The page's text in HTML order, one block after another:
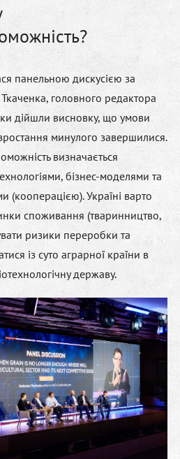
панельною дискусією за
, головного редактора
дійшли висновку, що умови
минулого завершилися.
визначається
бізнес-моделями та
(кооперацією). Україні варто
споживання (тваринництво,
ризики переробки та
із суто аграрної країни в
державу.